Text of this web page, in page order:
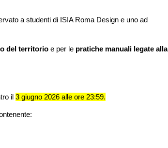
a studenti di ISIA Roma Design e uno ad
del territorio e per le pratiche manuali legate alla
il 3 giugno 2026 alle ore 23:59.